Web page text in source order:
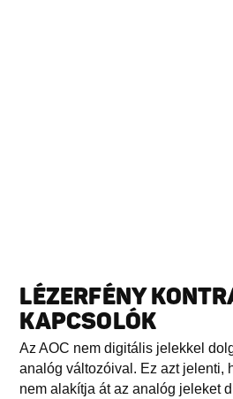
LÉZERFÉNY
KAPCSOLÓK
Az AOC nem digitális jelekkel
analóg változóival. Ez azt jelenti,
nem alakítja át az analóg jeleket